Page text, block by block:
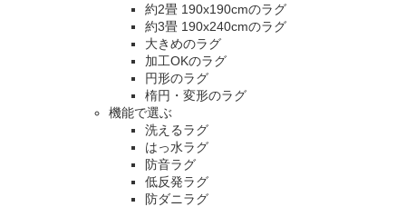
約2畳 190x190cmのラグ
約3畳 190x240cmのラグ
大きめのラグ
加工OKのラグ
円形のラグ
楕円・変形のラグ
機能で選ぶ
洗えるラグ
はっ水ラグ
防音ラグ
低反発ラグ
防ダニラグ